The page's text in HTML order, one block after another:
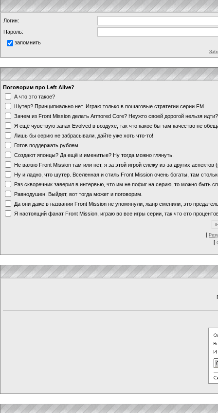
Логин:
Пароль:
запомнить
Поговорим про Left Alive?
А что это такое?
Шутер? Принципиально нет. Играю только в пошаговые стратегии серии FM.
Зачем из Front Mission делать Armored Core? Неужто своей дорогой нельзя
Я ещё чувствую запах Evolved в воздухе, так что какое бы там качество не
Лишь бы серию не забрасывали, дайте уже хоть что-то!
Готов поддержать рублем
Создают японцы? Да ещё и именитые? Ну тогда можно глянуть.
Не важно Front Mission там или нет, я за этой игрой слежу из-за других аспектов
Ну и ладно, что шутер. Вселенная и стиль Front Mission очень богаты, там
Раз скворечник заверил в интервью, что им не пофиг на серию, то можно быть
Равнодушен. Выйдет, вот тогда может и поговорим.
Да они даже в названии Front Mission не упомянули, жанр сменили, это
Я настоящий фанат Front Mission, играю во все игры серии, так что сто
[
[